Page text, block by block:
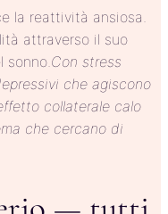
la reattività ansiosa.
attraverso il suo
sonno.Con stress
che agiscono
collaterale calo
che cercano di